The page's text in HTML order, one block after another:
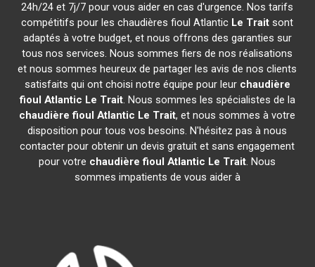
24h/24 et 7j/7 pour vous aider en cas d'urgence. Nos tarifs
compétitifs pour les chaudières fioul Atlantic Le Trait sont
adaptés à votre budget, et nous offrons des garanties sur
tous nos services. Nous sommes fiers de nos réalisations
et nous sommes heureux de partager les avis de nos clients
satisfaits qui ont choisi notre équipe pour leur chaudière
fioul Atlantic Le Trait. Nous sommes les spécialistes de la
chaudière fioul Atlantic Le Trait, et nous sommes à votre
disposition pour tous vos besoins. N'hésitez pas à nous
contacter pour obtenir un devis gratuit et sans engagement
pour votre chaudière fioul Atlantic Le Trait. Nous
sommes impatients de vous aider à